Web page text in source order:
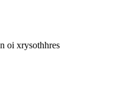
oi xrysothhres